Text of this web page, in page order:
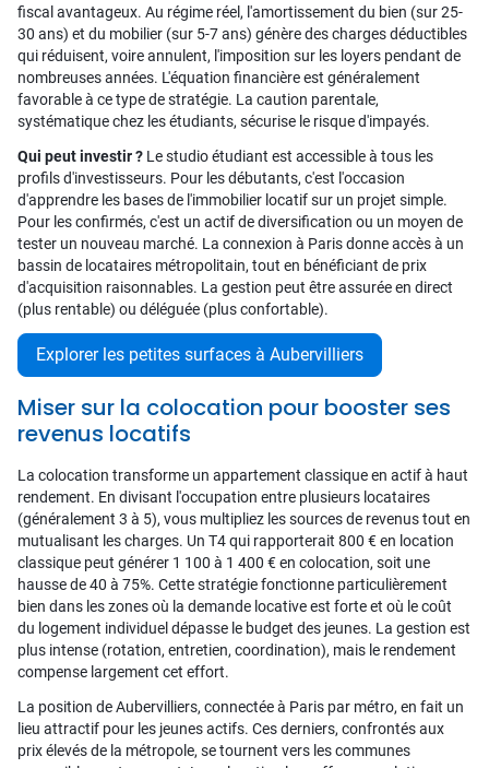
fiscal avantageux. Au régime réel, l'amortissement du bien (sur 25-
30 ans) et du mobilier (sur 5-7 ans) génère des charges déductibles
qui réduisent, voire annulent, l'imposition sur les loyers pendant de
nombreuses années. L'équation financière est généralement
favorable à ce type de stratégie. La caution parentale,
systématique chez les étudiants, sécurise le risque d'impayés.
Qui peut investir ? Le studio étudiant est accessible à tous les
profils d'investisseurs. Pour les débutants, c'est l'occasion
d'apprendre les bases de l'immobilier locatif sur un projet simple.
Pour les confirmés, c'est un actif de diversification ou un moyen de
tester un nouveau marché. La connexion à Paris donne accès à un
bassin de locataires métropolitain, tout en bénéficiant de prix
d'acquisition raisonnables. La gestion peut être assurée en direct
(plus rentable) ou déléguée (plus confortable).
Explorer les petites surfaces à Aubervilliers
Miser sur la colocation pour booster ses
revenus locatifs
La colocation transforme un appartement classique en actif à haut
rendement. En divisant l'occupation entre plusieurs locataires
(généralement 3 à 5), vous multipliez les sources de revenus tout en
mutualisant les charges. Un T4 qui rapporterait 800 € en location
classique peut générer 1 100 à 1 400 € en colocation, soit une
hausse de 40 à 75%. Cette stratégie fonctionne particulièrement
bien dans les zones où la demande locative est forte et où le coût
du logement individuel dépasse le budget des jeunes. La gestion est
plus intense (rotation, entretien, coordination), mais le rendement
compense largement cet effort.
La position de Aubervilliers, connectée à Paris par métro, en fait un
lieu attractif pour les jeunes actifs. Ces derniers, confrontés aux
prix élevés de la métropole, se tournent vers les communes